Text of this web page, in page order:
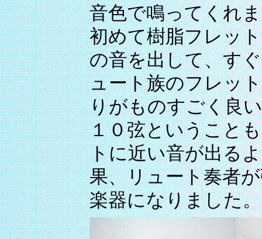
音色で鳴ってくれ
初めて樹脂フレッ
の音を出して、す
ュート族のフレッ
りがものすごく良
１０弦ということ
トに近い音が出る
果、リュート奏者
楽器になりました。